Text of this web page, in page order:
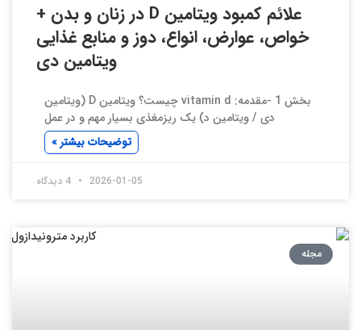
علائم کمبود ویتامین D در زنان و بدن +
خواص، عوارض، انواع، دوز و منابع غذایی
ویتامین دی
بخش 1 -مقدمه: vitamin d چیست؟ ویتامین D (ویتامین
دی / ویتامین د) یک ریزمغذی بسیار مهم و در عمل
توضیحات بیشتر »
2026-01-05
مجله